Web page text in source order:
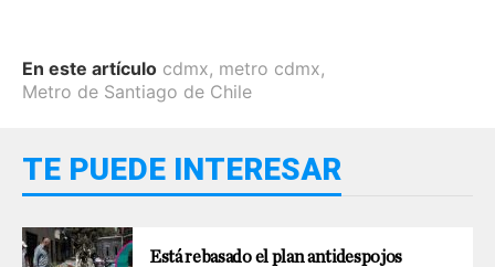
En este artículo cdmx, metro cdmx,
Metro de Santiago de Chile
TE PUEDE INTERESAR
Está rebasado el plan antidespojos